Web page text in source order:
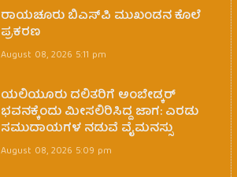
ರಾಯಚೂರು ಬಿಎಸ್‌ಪಿ ಮುಖಂಡನ ಕೊಲೆ
ಪ್ರಕರಣ
August 08, 2026 5:11 pm
ಯಲಿಯೂರು ದಲಿತರಿಗೆ ಅಂಬೇಡ್ಕರ್
ಭವನಕ್ಕೆಂದು ಮೀಸಲಿರಿಸಿದ್ದ ಜಾಗ: ಎರಡು
ಸಮುದಾಯಗಳ ನಡುವೆ ವೈಮನಸ್ಸು
August 08, 2026 5:09 pm